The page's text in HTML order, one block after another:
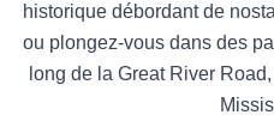
historique débordant de
ou plongez-vous dans des
long de la Great River